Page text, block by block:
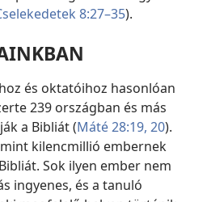
8:27–35).
és oktatóihoz hasonlóan
239 országban és más
a Bibliát (Máté 28:19, 20).
kilencmillió embernek
Sok ilyen ember nem
ingyenes, és a tanuló